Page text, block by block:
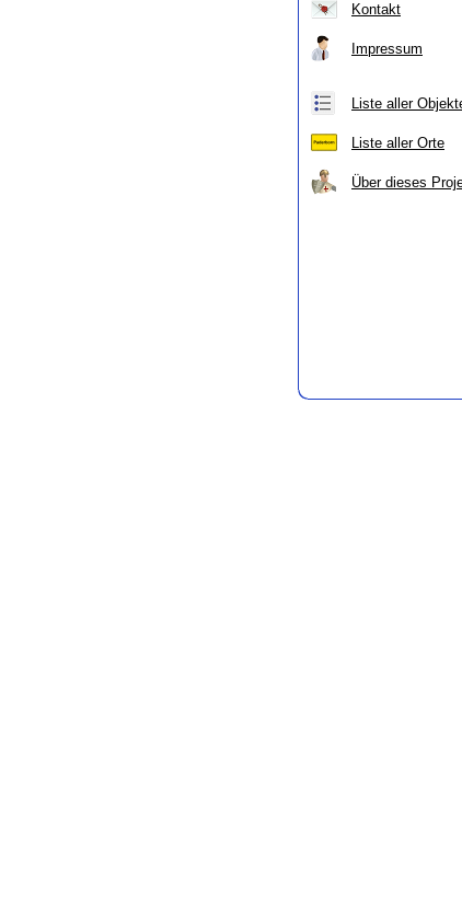
Kontakt
Impressum
Liste aller
Liste aller Orte
Über dieses